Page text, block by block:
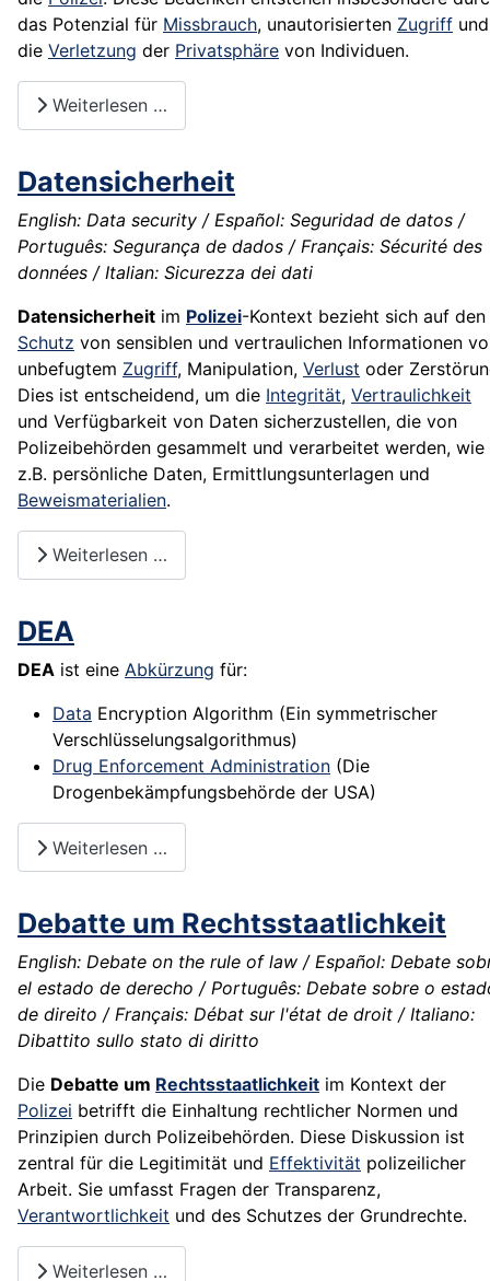
das Potenzial für Missbrauch, unautorisierten Zugriff und
die Verletzung der Privatsphäre von Individuen.
Weiterlesen …
Datensicherheit
English: Data security / Español: Seguridad de datos /
Português: Segurança de dados / Français: Sécurité des
données / Italian: Sicurezza dei dati
Datensicherheit im Polizei-Kontext bezieht sich auf den
Schutz von sensiblen und vertraulichen Informationen
unbefugtem Zugriff, Manipulation, Verlust oder
Dies ist entscheidend, um die Integrität, Vertraulichkeit
und Verfügbarkeit von Daten sicherzustellen, die von
Polizeibehörden gesammelt und verarbeitet werden, wie
z.B. persönliche Daten, Ermittlungsunterlagen und
Beweismaterialien.
Weiterlesen …
DEA
DEA ist eine Abkürzung für:
Data Encryption Algorithm (Ein symmetrischer
Verschlüsselungsalgorithmus)
Drug Enforcement Administration (Die
Drogenbekämpfungsbehörde der USA)
Weiterlesen …
Debatte um Rechtsstaatlichkeit
English: Debate on the rule of law / Español: Debate
el estado de derecho / Português: Debate sobre o
de direito / Français: Débat sur l'état de droit / Italiano:
Dibattito sullo stato di diritto
Die Debatte um Rechtsstaatlichkeit im Kontext der
Polizei betrifft die Einhaltung rechtlicher Normen und
Prinzipien durch Polizeibehörden. Diese Diskussion ist
zentral für die Legitimität und Effektivität polizeilicher
Arbeit. Sie umfasst Fragen der Transparenz,
Verantwortlichkeit und des Schutzes der Grundrechte.
Weiterlesen …